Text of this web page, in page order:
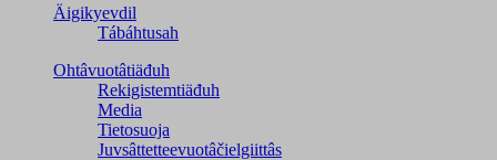
Äigikyevdil
Tábáhtusah
Ohtâvuotâtiäđuh
Rekigistemtiäđuh
Media
Tietosuoja
Juvsâttetteevuotâčielgiittâs